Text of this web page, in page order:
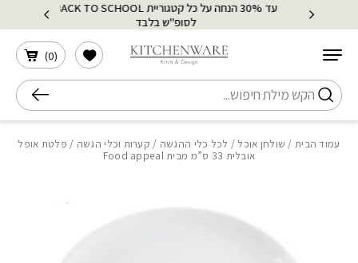
Skip to Content
עד 30% הנחה על כל קטגוריית BACK TO SCHOOL
לסופ"ש בלבד
חיפוש
(
0
)
הרשימה שלי
עמוד הבית / שולחן אוכל / לכל כלי ההגשה / קערות וכלי הגשה / פלטת אופל
אובלית 33 ס”מ מבית Food appeal
בחזרה למעלה